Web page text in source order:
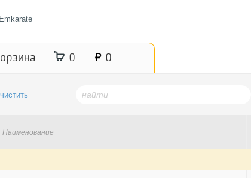
0 0
Наименование